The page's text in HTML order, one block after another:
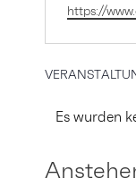
Webseite
https://
Es wurden